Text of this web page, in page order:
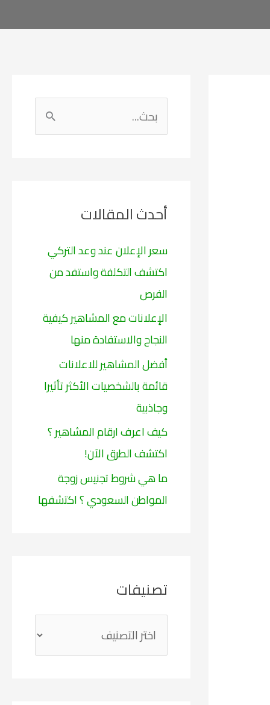
ل
ع
:
أحدث المقالات
سعر الإعلان عند وعد التركي
اكتشف التكلفة واستفد من
الفرص
الإعلانات مع المشاهير كيفية
النجاح والاستفادة منها
أفضل المشاهير للاعلانات
قائمة بالشخصيات الأكثر تأثيرا
وجاذبية
كيف اعرف ارقام المشاهير ؟
اكتشف الطرق الآن!
ما هي شروط تجنيس زوجة
المواطن السعودي ؟ اكتشفها
تصنيفات